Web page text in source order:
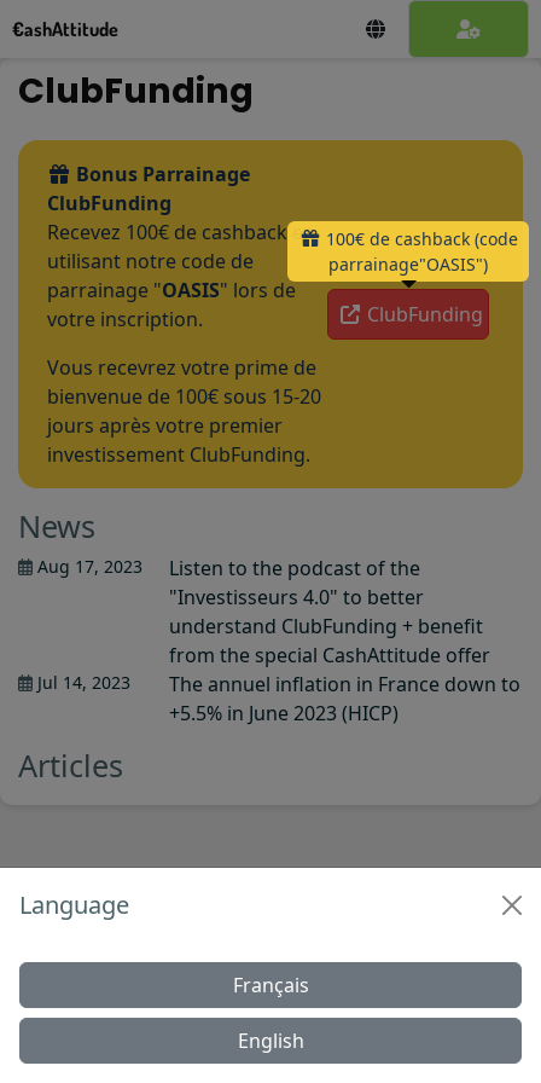
€ashAttitude
ClubFunding
Bonus Parrainage
ClubFunding
Recevez 100€ de cashback en
utilisant notre code de
parrainage "OASIS" lors de
votre inscription.
Vous recevrez votre prime de
bienvenue de 100€ sous 15-20
jours après votre premier
investissement ClubFunding.
ClubFunding
News
Aug 17, 2023
Listen to the podcast of the
"Investisseurs 4.0" to better
understand ClubFunding + benefit
from the special CashAttitude offer
Jul 14, 2023
The annuel inflation in France down to
+5.5% in June 2023 (HICP)
Articles
Home Save Invest More
Language
Français
English
100€ de cashback (code
parrainage"OASIS")